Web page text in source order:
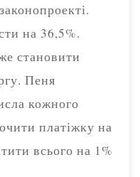
на 36,5%.
становити
Пеня
кожного
платіжку на
всього на 1%